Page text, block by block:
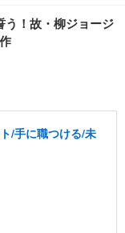
！故・柳ジョージ
/手に職つける/未